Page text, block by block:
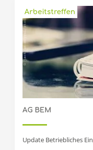
AG BEM
Update Betriebliches
Arbeitstreffen